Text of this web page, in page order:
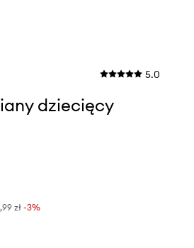
5.0
dziecięcy
zł -3%